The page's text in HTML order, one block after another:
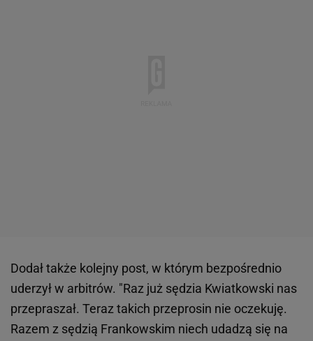
Dodał także kolejny post, w którym bezpośrednio
uderzył w arbitrów. "Raz już sędzia Kwiatkowski nas
przepraszał. Teraz takich przeprosin nie oczekuję.
Razem z sędzią Frankowskim niech udadzą się na